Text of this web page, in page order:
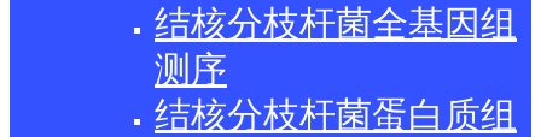
结核分枝杆菌全基因组
测序
结核分枝杆菌蛋白质组